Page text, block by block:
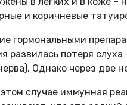
и коричневые
гормональными
развилась потеря
Однако через две
случае иммунная